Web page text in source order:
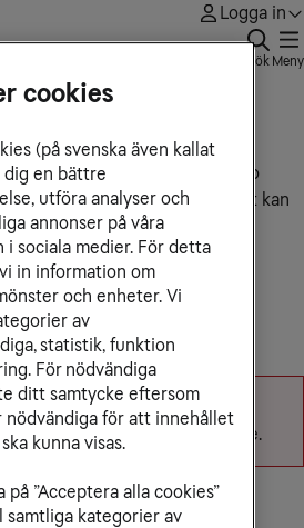
Logga in
Sök Meny
att ringa och sms:a till Diego
roamingavtal med landet kan
i ett mobilnät där.
inte laddas. Försök igen senare.
cookies
(på svenska även kallat
dig en bättre
utföra analyser och
annonser på våra
i sociala medier. För detta
in information om
och enheter. Vi
av
statistik, funktion
För nödvändiga
ditt samtycke eftersom
nödvändiga för att innehållet
kunna visas.
”Acceptera alla cookies”
samtliga kategorier av